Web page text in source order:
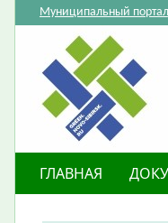
Муниципальный
ГЛАВНАЯ